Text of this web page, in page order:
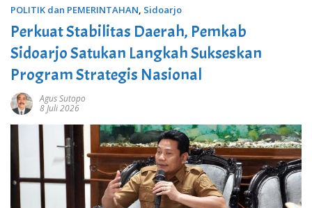
POLITIK dan PEMERINTAHAN, Sidoarjo
Perkuat Stabilitas Daerah, Pemkab
Sidoarjo Satukan Langkah Sukseskan
Program Strategis Nasional
Agus Sutopo
8 Juli 2026